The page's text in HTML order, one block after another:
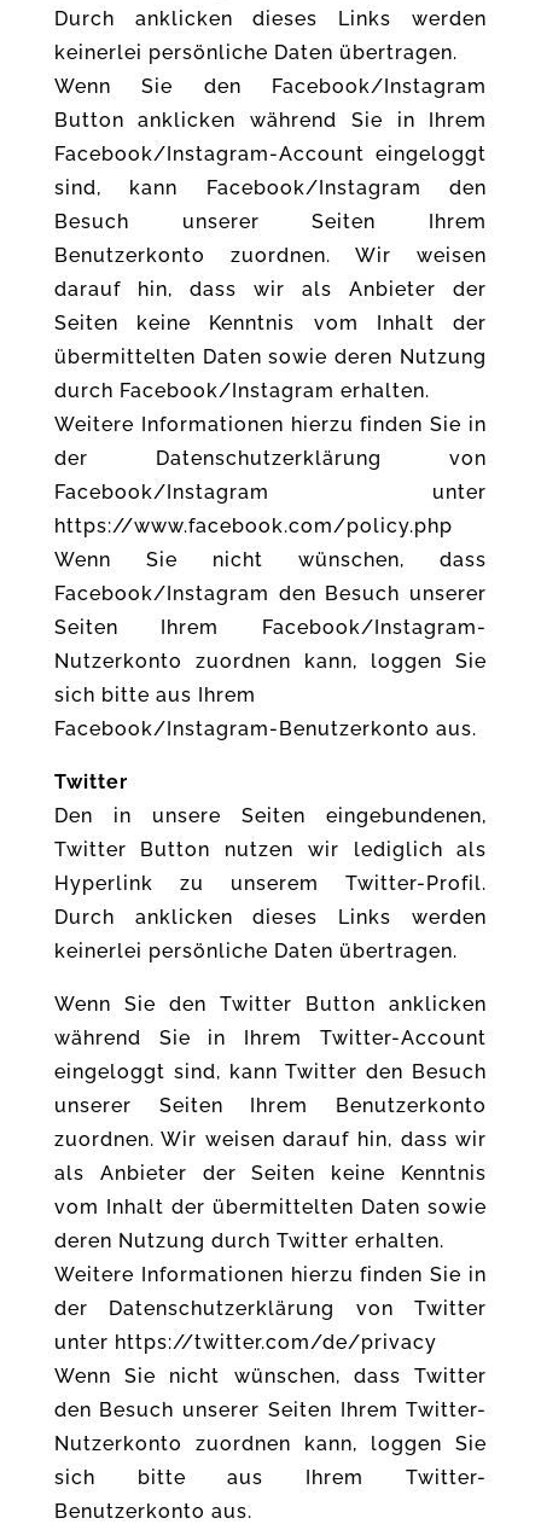
Durch anklicken dieses Links werden
keinerlei persönliche Daten übertragen.
Wenn Sie den Facebook/Instagram
Button anklicken während Sie in Ihrem
Facebook/Instagram-Account eingeloggt
sind, kann Facebook/Instagram den
Besuch unserer Seiten Ihrem
Benutzerkonto zuordnen. Wir weisen
darauf hin, dass wir als Anbieter der
Seiten keine Kenntnis vom Inhalt der
übermittelten Daten sowie deren Nutzung
durch Facebook/Instagram erhalten.
Weitere Informationen hierzu finden Sie in
der Datenschutzerklärung von
Facebook/Instagram unter
https://www.facebook.com/policy.php
Wenn Sie nicht wünschen, dass
Facebook/Instagram den Besuch unserer
Seiten Ihrem Facebook/Instagram-
Nutzerkonto zuordnen kann, loggen Sie
sich bitte aus Ihrem
Facebook/Instagram-Benutzerkonto aus.
Twitter
Den in unsere Seiten eingebundenen,
Twitter Button nutzen wir lediglich als
Hyperlink zu unserem Twitter-Profil.
Durch anklicken dieses Links werden
keinerlei persönliche Daten übertragen.
Wenn Sie den Twitter Button anklicken
während Sie in Ihrem Twitter-Account
eingeloggt sind, kann Twitter den Besuch
unserer Seiten Ihrem Benutzerkonto
zuordnen. Wir weisen darauf hin, dass wir
als Anbieter der Seiten keine Kenntnis
vom Inhalt der übermittelten Daten sowie
deren Nutzung durch Twitter erhalten.
Weitere Informationen hierzu finden Sie in
der Datenschutzerklärung von Twitter
unter https://twitter.com/de/privacy
Wenn Sie nicht wünschen, dass Twitter
den Besuch unserer Seiten Ihrem Twitter-
Nutzerkonto zuordnen kann, loggen Sie
sich bitte aus Ihrem Twitter-
Benutzerkonto aus.